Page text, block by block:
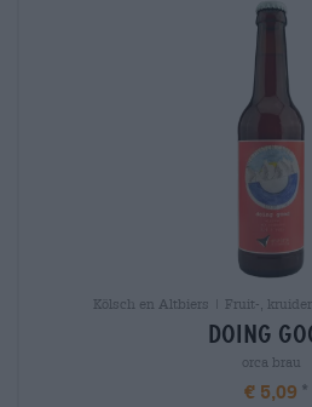
Kölsch en Altbiers | Fruit-,
doing
orca brau
€ 5,09